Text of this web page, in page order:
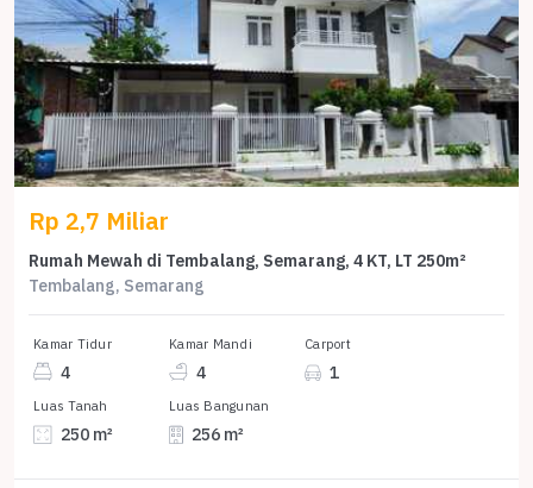
Rp 2,7 Miliar
Rumah Mewah di Tembalang, Semarang, 4 KT, LT 250m²
Tembalang, Semarang
Kamar Tidur
4
Kamar Mandi
4
Carport
1
Luas Tanah
250 m²
Luas Bangunan
256 m²